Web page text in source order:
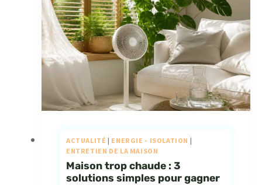
ACTUALITÉ | ENERGIE - ISOLATION |
ENTRETIEN DE LA MAISON
Maison trop chaude : 3
solutions simples pour gagner